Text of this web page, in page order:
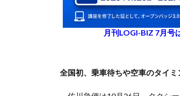
月刊LOGI-BIZ 7月号
全国初、乗車待ちや空車のタイ